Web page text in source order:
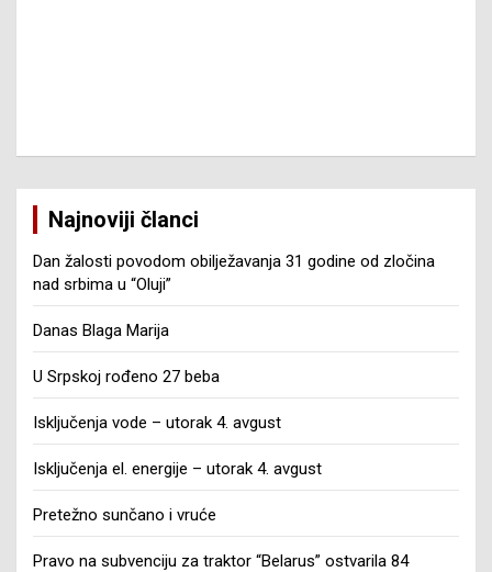
Najnoviji članci
Dan žalosti povodom obilježavanja 31 godine od zločina
nad srbima u “Oluji”
Danas Blaga Marija
U Srpskoj rođeno 27 beba
Isključenja vode – utorak 4. avgust
Isključenja el. energije – utorak 4. avgust
Pretežno sunčano i vruće
Pravo na subvenciju za traktor “Belarus” ostvarila 84